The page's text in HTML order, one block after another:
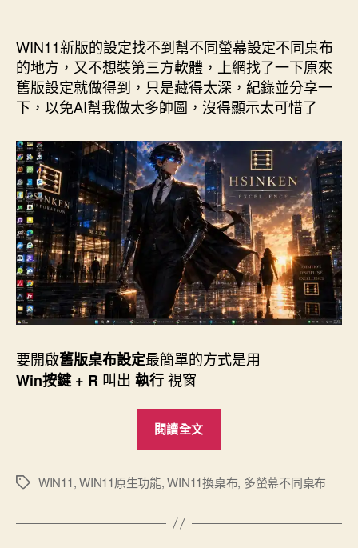
作
法〉
中
WIN11新版的設定找不到幫不同螢幕設定不同桌布
的地方，又不想裝第三方軟體，上網找了一下原來
舊版設定就做得到，只是藏得太深，紀錄並分享一
下，以免AI幫我做太多帥圖，沒得顯示太可惜了
要開啟舊版桌布設定最簡單的方式是用
Win按鍵 + R 叫出 執行視窗
閱讀全文
螢
設
標
WIN11,WIN11原生功能,WIN11換桌布, 多螢幕不同桌布